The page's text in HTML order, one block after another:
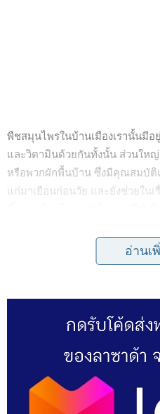
พืชสมุนไพรในบ้านเมืองเรานั้นมี
และวิตามินด้วยกันทั้งนั้น ส่วนให
หรือพวกผักพื้นบ้าน ซึ่งมีคุณสมบัติ
แก่มาเยือนก่อนวัย และยังช่วยใน
อ่านเ